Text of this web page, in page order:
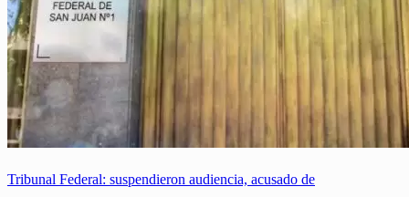
Tribunal Federal: suspendieron audiencia, acusado de